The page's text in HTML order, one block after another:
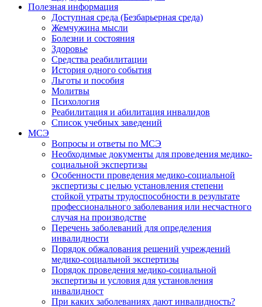
Полезная информация
Доступная среда (Безбарьерная среда)
Жемчужина мысли
Болезни и состояния
Здоровье
Средства реабилитации
История одного события
Льготы и пособия
Молитвы
Психология
Реабилитация и абилитация инвалидов
Список учебных заведений
МСЭ
Вопросы и ответы по МСЭ
Необходимые документы для проведения медико-
социальной экспертизы
Особенности проведения медико-социальной
экспертизы с целью установления степени
стойкой утраты трудоспособности в результате
профессионального заболевания или несчастного
случая на производстве
Перечень заболеваний для определения
инвалидности
Порядок обжалования решений учреждений
медико-социальной экспертизы
Порядок проведения медико-социальной
экспертизы и условия для установления
инвалидност
При каких заболеваниях дают инвалидность?